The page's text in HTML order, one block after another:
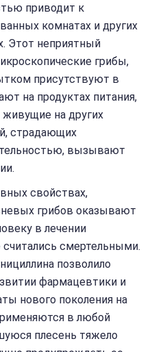
приводит к
комнатах и других
Этот неприятный
грибы,
присутствуют в
на продуктах питания,
на других
страдающих
вызывают
свойствах,
грибов оказывают
в лечении
смертельными.
позволило
фармацевтики и
нового поколения на
в любой
плесень тяжело